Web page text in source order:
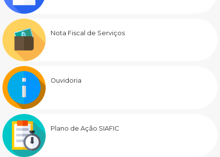
Nota Fiscal de Serviços
Ouvidoria
Plano de Ação SIAFIC